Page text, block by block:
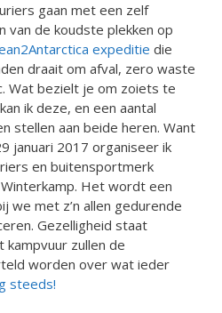
gaan met een zelf
van de koudste plekken op
expeditie die
draait om afval, zero waste
Wat bezielt je om zoiets te
ik deze, en een aantal
stellen aan beide heren. Want
januari 2017 organiseer ik
en buitensportmerk
Het wordt een
we met z’n allen gedurende
Gezelligheid staat
kampvuur zullen de
worden over wat ieder
steeds!